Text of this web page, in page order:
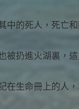
中的死人，死亡
被扔進火湖裏，
在生命冊上的人